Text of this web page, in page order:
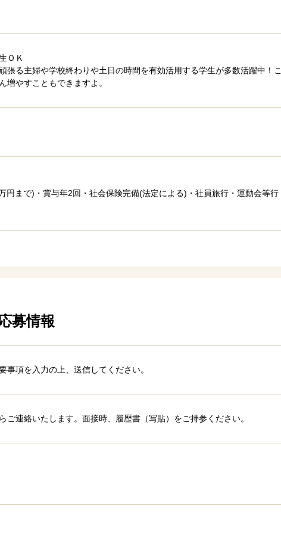
ＯＫ
張る主婦や学校終わりや土日の時間を有効活用する学生が多数活躍中！こ
増やすこともできますよ。
円まで)・賞与年2回・社会保険完備(法定による)・社員旅行・運動会等行
募情報
事項を入力の上、送信してください。
ご連絡いたします。面接時、履歴書（写貼）をご持参ください。